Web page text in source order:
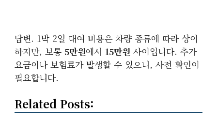
답변. 1박 2일 대여 비용은 차량 종류에 따라 상이
하지만, 보통 5만원에서 15만원 사이입니다. 추가
요금이나 보험료가 발생할 수 있으니, 사전 확인이
필요합니다.
Related Posts: